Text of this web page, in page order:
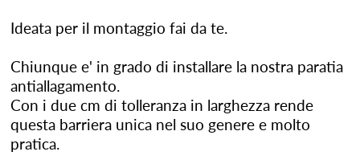
Ideata per il montaggio fai da te.
Chiunque e' in grado di installare la nostra paratia
antiallagamento.
Con i due cm di tolleranza in larghezza rende
questa barriera unica nel suo genere e molto
pratica.